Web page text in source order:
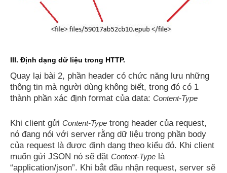
III. Định dạng dữ liệu trong HTTP.
Quay lại bài 2, phần header có chức năng lưu những
thông tin mà người dùng không biết, trong đó có 1
thành phần xác định format của data: Content-Type
Khi client gửi Content-Type trong header của request,
nó đang nói với server rằng dữ liệu trong phần body
của request là được định dạng theo kiểu đó. Khi client
muốn gửi JSON nó sẽ đặt Content-Type là
“application/json”. Khi bắt đầu nhận request, server sẽ